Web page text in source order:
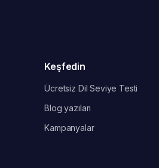
Keşfedin
Ücretsiz Dil Seviye Testi
Blog yazıları
Kampanyalar